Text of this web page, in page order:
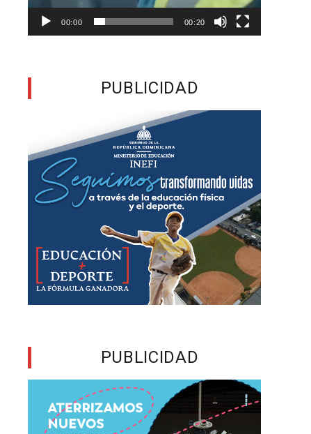
00:00 00:20
PUBLICIDAD
PUBLICIDAD